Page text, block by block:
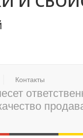
Контакты